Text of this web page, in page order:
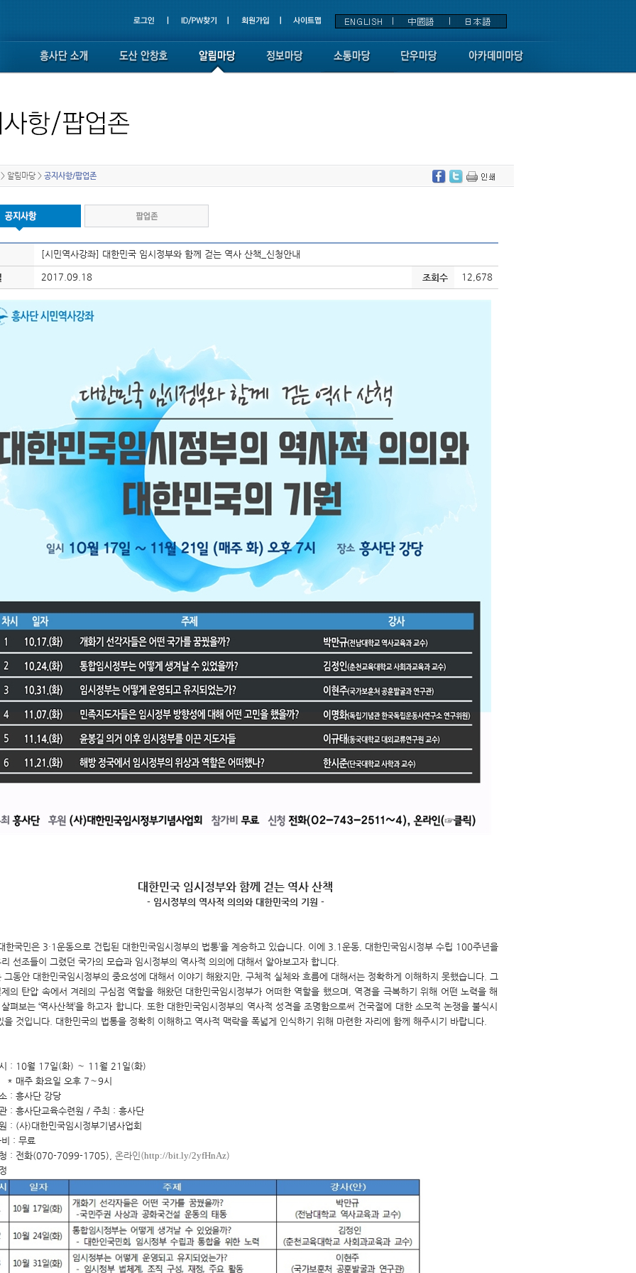
알림마당 > 공지사항/팝업존
[시민역사강좌] 대한민국 임시정부와 함께 걷는 역사 산책_신청안내
2017.09.18 조회수 12,678
대한민국 임시정부와 함께 걷는 역사 산책
- 임시정부의 역사적 의의와 대한민국의 기원 -
한국민은 3·1운동으로 건립된 대한민국임시정부의 법통’을 계승하고 있습니다. 이에 3.1운동, 대한민국임시정부 수립 100주년을
선조들이 그렸던 국가의 모습과 임시정부의 역사적 의의에 대해서 알아보고자 합니다.
동안 대한민국임시정부의 중요성에 대해서 이야기 해왔지만, 구체적 실체와 흐름에 대해서는 정확하게 이해하지 못했습니다. 그
의 탄압 속에서 겨레의 구심점 역할을 해왔던 대한민국임시정부가 어떠한 역할을 했으며, 역경을 극복하기 위해 어떤 노력을 해
펴보는 ‘역사산책’을 하고자 합니다. 또한 대한민국임시정부의 역사적 성격을 조명함으로써 건국절에 대한 소모적 논쟁을 불식시
을 것입니다. 대한민국의 법통을 정확히 이해하고 역사적 맥락을 폭넓게 인식하기 위해 마련한 자리에 함께 해주시기 바랍니다.
: 10월 17일(화) ∼ 11월 21일(화)
화요일 오후 7∼9시
: 흥사단 강당
: 흥사단교육수련원 / 주최 : 흥사단
: (사)대한민국임시정부기념사업회
: 무료
: 전화(070-7099-1705), 온라인(http://bit.ly/2yfHnAz)